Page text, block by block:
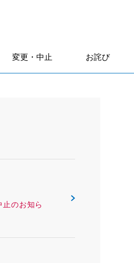
変更・中止 お詫び
のお知ら